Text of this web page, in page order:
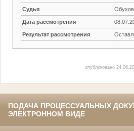
Судья
Дата рассмотрения
Результат рассмотрения
опубликовано
ПОДАЧА ПРОЦЕССУАЛЬНЫХ
ЭЛЕКТРОННОМ ВИДЕ